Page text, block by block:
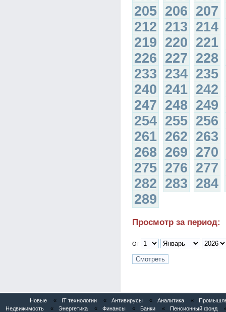
205 206 207
212 213 214
219 220 221
226 227 228
233 234 235
240 241 242
247 248 249
254 255 256
261 262 263
268 269 270
275 276 277
282 283 284
289
Просмотр за период:
От
Новые « IT технологии « Антивирусы « Аналитика «
Недвижимость
« Энергетика « Финансы « Банки « Пенсионный фонд